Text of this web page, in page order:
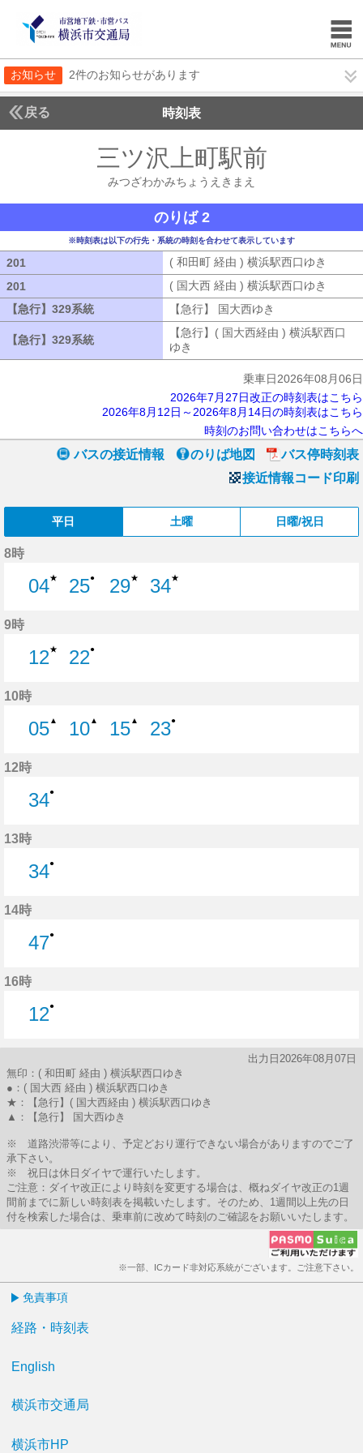
お知らせ 2件のお知らせがあります
戻る 時刻表
三ツ沢上町駅前
みつざわかみちょうえきまえ
のりば 2
※時刻表は以下の行先・系統の時刻を合わせて表示しています
201 ( 和田町 経由 ) 横浜駅西口ゆき
201
( 国大西 経由 ) 横浜駅西口ゆき
【急行】329系統 【急行】329系統【急行】 国大西ゆき
【急行】329系統 【急行】329系統
【急行】( 国大西経由 ) 横浜駅西口
ゆき
乗車日2026年08月06日
2026年7月27日改正の時刻表はこちら
2026年8月12日～2026年8月14日の時刻表はこちら
時刻のお問い合わせはこちらへ
バスの接近情報 のりば地図
バス停時刻表
接近情報コード印刷
平日 土曜 日曜/祝日
8時
04★
25●
29★
34★
9時
12★
22●
10時
05▲
10▲
15▲
23●
12時
34●
13時
34●
14時
47●
16時
12●
出力日2026年08月07日
無印：( 和田町 経由 ) 横浜駅西口ゆき
●：( 国大西 経由 ) 横浜駅西口ゆき
★：【急行】( 国大西経由 ) 横浜駅西口ゆき
▲：【急行】 国大西ゆき
※ 道路渋滞等により、予定どおり運行できない場合がありますのでご了
承下さい。
※ 祝日は休日ダイヤで運行いたします。
ご注意：ダイヤ改正により時刻を変更する場合は、概ねダイヤ改正の1週
間前までに新しい時刻表を掲載いたします。そのため、1週間以上先の日
付を検索した場合は、乗車前に改めて時刻のご確認をお願いいたします。
※一部、ICカード非対応系統がございます。ご注意下さい。
免責事項
経路・時刻表
English
横浜市交通局
横浜市HP